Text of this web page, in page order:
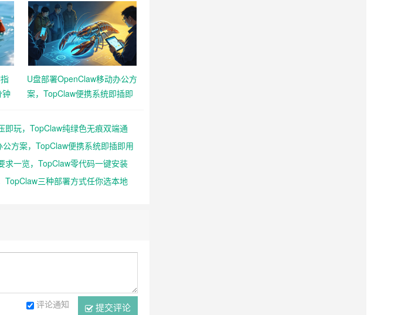
钟
U盘部署OpenClaw移动办公方
案，TopClaw便携系统即插即
即玩，TopClaw纯绿色无痕双端通
方案，TopClaw便携系统即插即用
求一览，TopClaw零代码一键安装
TopClaw三种部署方式任你选本地
提交评论
评论通知